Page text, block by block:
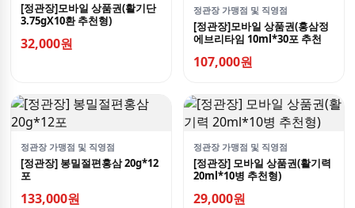
[정관장]모바일 상품권(활기단
3.75gX10환 추천형)
32,000원
정관장 가맹점 및 직영점
[정관장]모바일 상품권(홍삼정
에브리타임 10ml*30포 추천
107,000원
정관장 가맹점 및 직영점
[정관장] 봉밀절편홍삼 20g*12
포
133,000원
정관장 가맹점 및 직영점
[정관장] 모바일 상품권(활기력
20ml*10병 추천형)
29,000원